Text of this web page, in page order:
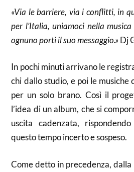
«Via le barriere, via i conflitti, in
per l’Italia, uniamoci nella
ognuno porti il suo messaggio.»Dj
In pochi minuti arrivano le
chi dallo studio, e poi le musiche
per un solo brano. Così il
l’idea di un album, che si
uscita cadenzata,
questo tempo incerto e sospeso.
Come detto in precedenza,